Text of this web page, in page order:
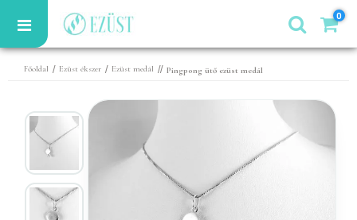
0
Főoldal / Ezüst ékszer / Ezüst medál // Pingpong ütő ezüst medál